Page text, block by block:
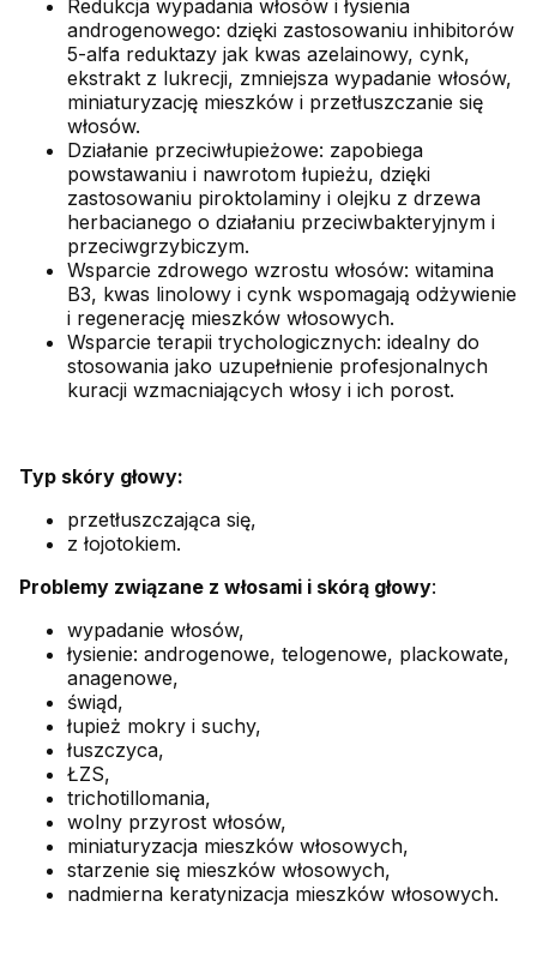
Redukcja wypadania włosów i łysienia
androgenowego: dzięki zastosowaniu inhibitorów
5-alfa reduktazy jak kwas azelainowy, cynk,
ekstrakt z lukrecji, zmniejsza wypadanie włosów,
miniaturyzację mieszków i przetłuszczanie się
włosów.
Działanie przeciwłupieżowe: zapobiega
powstawaniu i nawrotom łupieżu, dzięki
zastosowaniu piroktolaminy i olejku z drzewa
herbacianego o działaniu przeciwbakteryjnym i
przeciwgrzybiczym.
Wsparcie zdrowego wzrostu włosów: witamina
B3, kwas linolowy i cynk wspomagają odżywienie
i regenerację mieszków włosowych.
Wsparcie terapii trychologicznych: idealny do
stosowania jako uzupełnienie profesjonalnych
kuracji wzmacniających włosy i ich porost.
Typ skóry głowy:
przetłuszczająca się,
z łojotokiem.
Problemy związane z włosami i skórą głowy:
wypadanie włosów,
łysienie: androgenowe, telogenowe, plackowate,
anagenowe,
świąd,
łupież mokry i suchy,
łuszczyca,
ŁZS,
trichotillomania,
wolny przyrost włosów,
miniaturyzacja mieszków włosowych,
starzenie się mieszków włosowych,
nadmierna keratynizacja mieszków włosowych.